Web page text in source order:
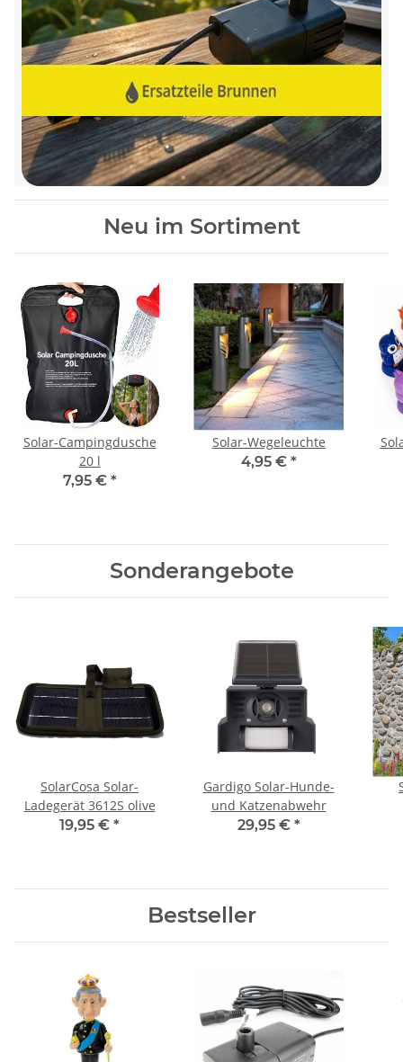
Neu im Sortiment
Solar-Campingdusche
20 l
7,95 € *
Solar-Wegeleuchte
4,95 € *
Sonderangebote
SolarCosa Solar-
Ladegerät 3612S olive
19,95 € *
Gardigo Solar-Hunde-
und Katzenabwehr
29,95 € *
Bestseller